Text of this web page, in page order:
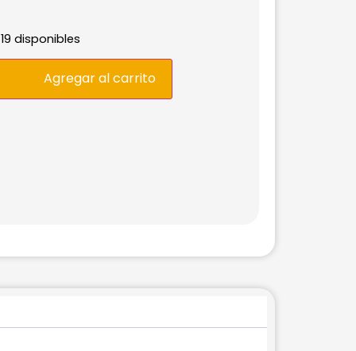
19 disponibles
Agregar al carrito